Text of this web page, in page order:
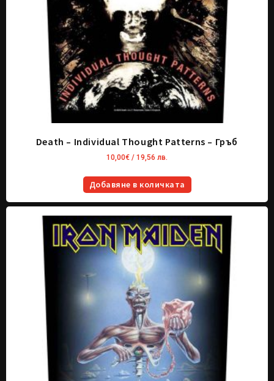
Death – Individual Thought Patterns – Гръб
10,00€ / 19,56 лв.
Добавяне в количката